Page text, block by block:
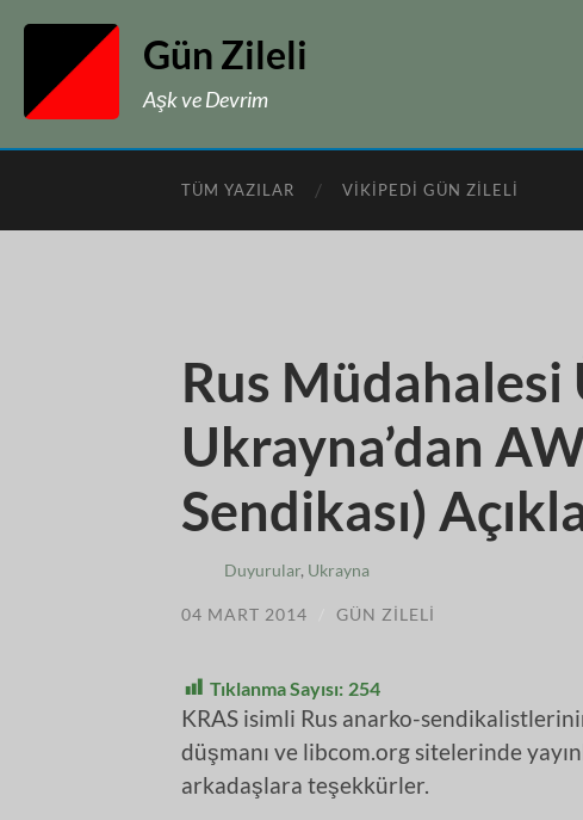
Gün Zileli
Aşk ve Devrim
TÜM YAZILAR VIKIPEDI GÜN ZILELI
Rus Müdahalesi
Ukrayna’dan
Sendikası)
Duyurular, Ukrayna
04 MART 2014 GÜN ZILELI
Tıklanma Sayısı: 254
KRAS isimli Rus anarko-
düşmanı ve libcom.org sitelerinde
arkadaşlara teşekkürler.